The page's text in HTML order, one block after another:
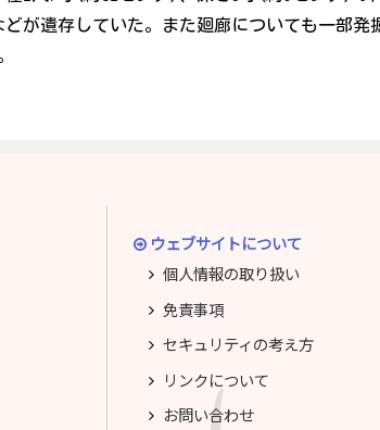
が遺存していた。また廻廊についても一部
ウェブサイトについて
個人情報の取り扱い
免責事項
セキュリティの考え方
リンクについて
お問い合わせ